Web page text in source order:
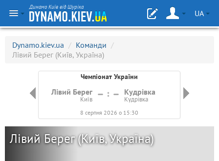
Динамо Київ від Шуріка
UA
Dynamo.kiev.ua / Команди /
Лівий Берег (Київ, Україна)
Чемпіонат України
Лівий Берег
Київ
Кудрівка
Кудрівка
8 серпня 2026 о 15:30
Лівий Берег (Київ, Україна)